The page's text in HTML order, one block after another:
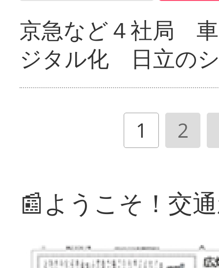
京急など４社局
ジタル化 日立の
1 2
📰ようこそ！交